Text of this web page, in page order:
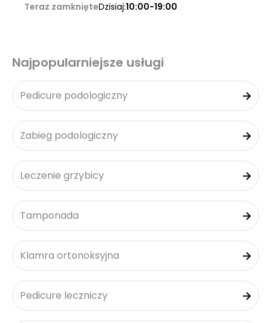
Teraz zamknięteDzisiaj:10:00-19:00
Najpopularniejsze usługi
Pedicure podologiczny
Zabieg podologiczny
Leczenie grzybicy
Tamponada
Klamra ortonoksyjna
Pedicure leczniczy